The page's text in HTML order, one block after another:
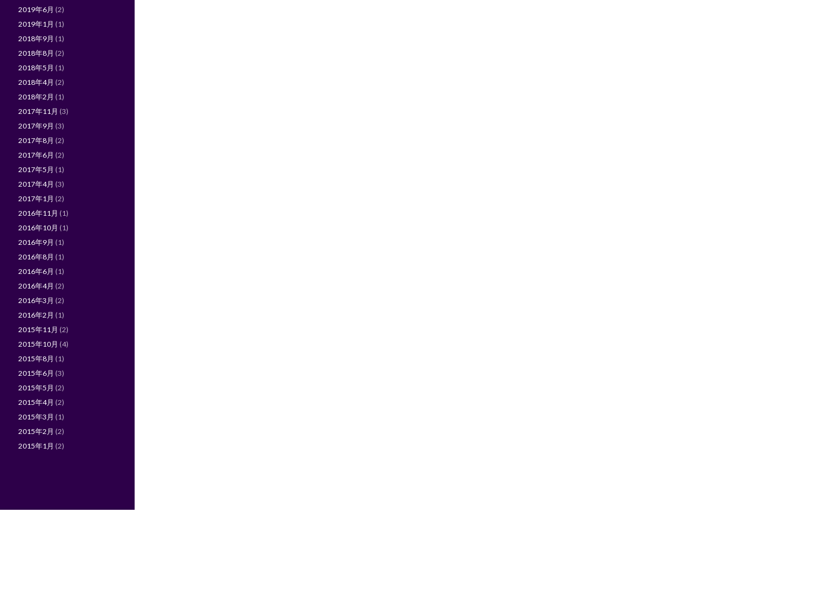
2019年6月 (2)
2019年1月 (1)
2018年9月 (1)
2018年8月 (2)
2018年5月 (1)
2018年4月 (2)
2018年2月 (1)
2017年11月 (3)
2017年9月 (3)
2017年8月 (2)
2017年6月 (2)
2017年5月 (1)
2017年4月 (3)
2017年1月 (2)
2016年11月 (1)
2016年10月 (1)
2016年9月 (1)
2016年8月 (1)
2016年6月 (1)
2016年4月 (2)
2016年3月 (2)
2016年2月 (1)
2015年11月 (2)
2015年10月 (4)
2015年8月 (1)
2015年6月 (3)
2015年5月 (2)
2015年4月 (2)
2015年3月 (1)
2015年2月 (2)
2015年1月 (2)